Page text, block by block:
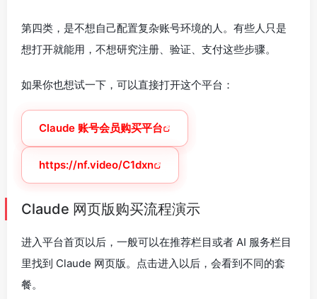
第四类，是不想自己配置复杂账号环境的人。有些人只是
想打开就能用，不想研究注册、验证、支付这些步骤。
如果你也想试一下，可以直接打开这个平台：
Claude 账号会员购买平台
https://nf.video/C1dxn
Claude 网页版购买流程演示
进入平台首页以后，一般可以在推荐栏目或者 AI 服务栏目
里找到 Claude 网页版。点击进入以后，会看到不同的套
餐。